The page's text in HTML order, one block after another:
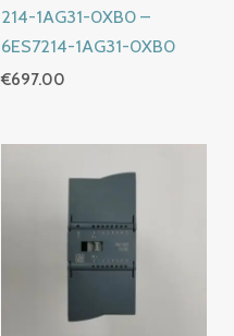
214-1AG31-0XB0 –
6ES7214-1AG31-0XB0
€697.00